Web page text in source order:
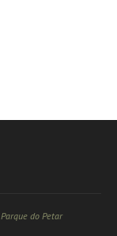
Parque do Petar